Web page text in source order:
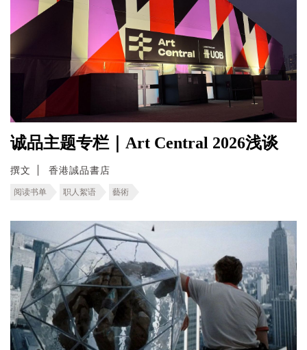
诚品主题专栏｜Art Central 2026浅谈
撰文 香港誠品書店
阅读书单 职人絮语 藝術